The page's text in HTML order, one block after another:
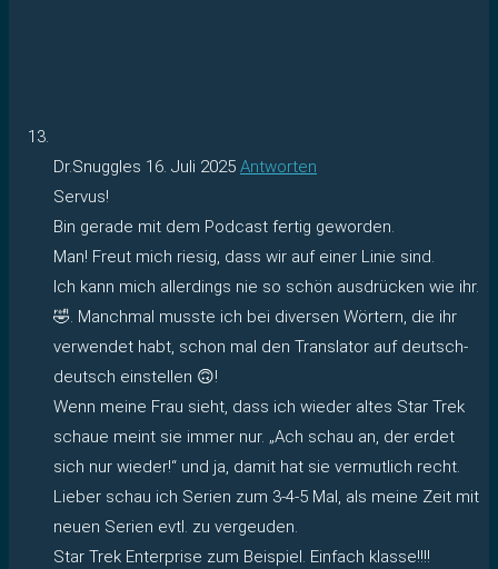
Dr.Snuggles 16. Juli 2025 Antworten
Servus!
Bin gerade mit dem Podcast fertig geworden.
Man! Freut mich riesig, dass wir auf einer Linie sind.
Ich kann mich allerdings nie so schön ausdrücken wie ihr.
🤣. Manchmal musste ich bei diversen Wörtern, die ihr
verwendet habt, schon mal den Translator auf deutsch-
deutsch einstellen 🙃!
Wenn meine Frau sieht, dass ich wieder altes Star Trek
schaue meint sie immer nur. „Ach schau an, der erdet
sich nur wieder!“ und ja, damit hat sie vermutlich recht.
Lieber schau ich Serien zum 3-4-5 Mal, als meine Zeit mit
neuen Serien evtl. zu vergeuden.
Star Trek Enterprise zum Beispiel. Einfach klasse!!!!